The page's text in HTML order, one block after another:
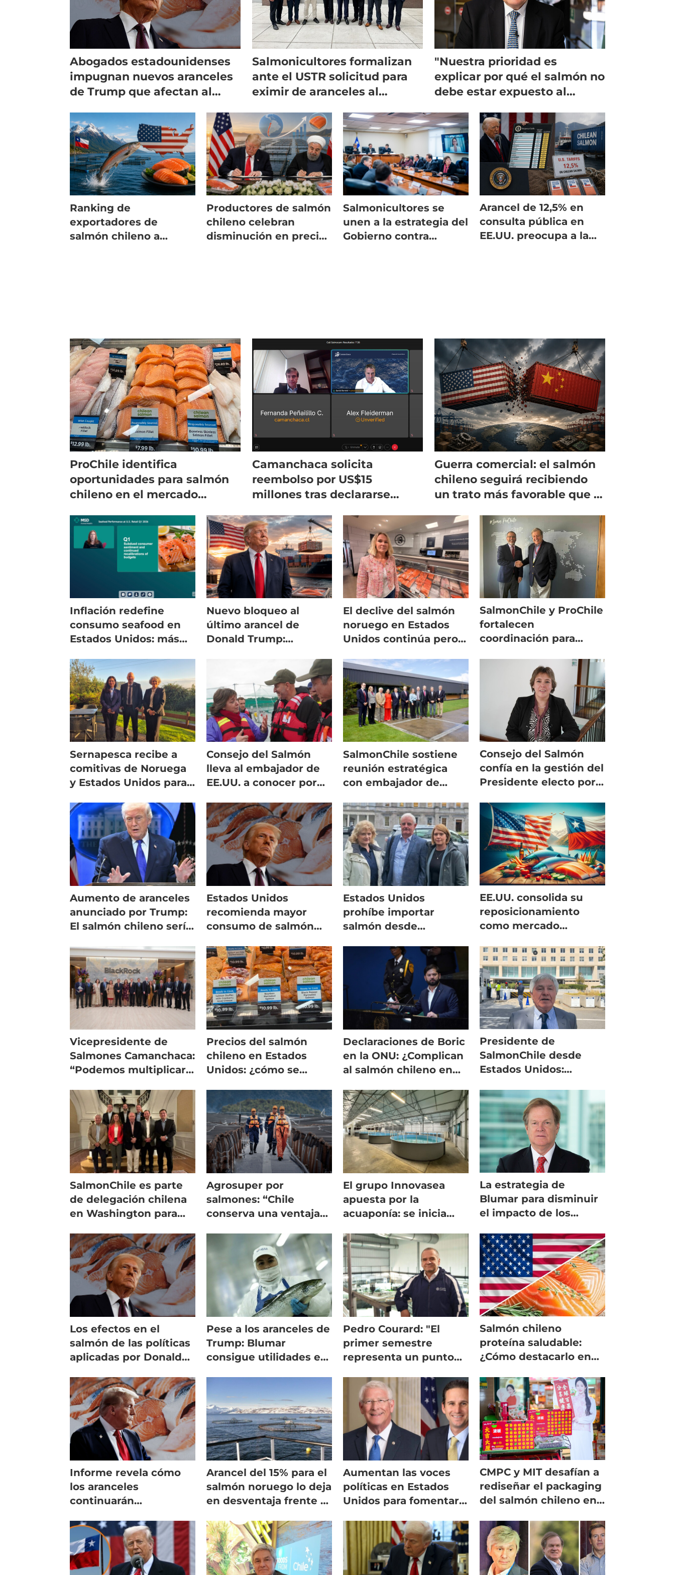
Abogados estadounidenses
impugnan nuevos aranceles
de Trump que afectan al
Salmonicultores formalizan
ante el USTR solicitud para
eximir de aranceles al
"Nuestra prioridad es
explicar por qué el salmón no
debe estar expuesto al
Ranking de
exportadores de
salmón chileno a
Productores de salmón
chileno celebran
disminución en precios
Salmonicultores se
unen a la estrategia del
Gobierno contra
Arancel de 12,5% en
consulta pública en
EE.UU. preocupa a la
ProChile identifica
oportunidades para salmón
chileno en el mercado
mil millones
Camanchaca solicita
reembolso por US$15
millones tras declararse
aranceles
Guerra comercial: el salmón
chileno seguirá recibiendo
un trato más favorable que el
Inflación redefine
consumo seafood en
Estados Unidos: más
comer en casa
Nuevo bloqueo al
último arancel de
Donald Trump:
salmón chileno
El declive del salmón
noruego en Estados
Unidos continúa pero
SalmonChile y ProChile
fortalecen
coordinación para
Sernapesca recibe a
comitivas de Noruega
y Estados Unidos para
alianzas
Consejo del Salmón
lleva al embajador de
EE.UU. a conocer por
de cultivo
SalmonChile sostiene
reunión estratégica
con embajador de
la industria
Consejo del Salmón
confía en la gestión del
Presidente electo por
Unidos
Aumento de aranceles
anunciado por Trump:
El salmón chileno sería
Estados Unidos
recomienda mayor
consumo de salmón
de salud
Estados Unidos
prohíbe importar
salmón desde
productor
EE.UU. consolida su
reposicionamiento
como mercado
salmón chileno
Vicepresidente de
Salmones Camanchaca:
“Podemos multiplicar
EE.UU.”
Precios del salmón
chileno en Estados
Unidos: ¿cómo se
próximo año?
Declaraciones de Boric
en la ONU: ¿Complican
al salmón chileno en
Presidente de
SalmonChile desde
Estados Unidos:
avanzado a arancel
cero"
SalmonChile es parte
de delegación chilena
en Washington para
aranceles
Agrosuper por
salmones: “Chile
conserva una ventaja
El grupo Innovasea
apuesta por la
acuaponía: se inicia
RAS
La estrategia de
Blumar para disminuir
el impacto de los
Los efectos en el
salmón de las políticas
aplicadas por Donald
Pese a los aranceles de
Trump: Blumar
consigue utilidades en
Pedro Courard: "El
primer semestre
representa un punto
Atlantic Sapphire"
Salmón chileno
proteína saludable:
¿Cómo destacarlo en
en EE.UU.?
Informe revela cómo
los aranceles
continuarán
demanda por salmón
Arancel del 15% para el
salmón noruego lo deja
en desventaja frente al
Aumentan las voces
políticas en Estados
Unidos para fomentar
nacional
CMPC y MIT desafían a
rediseñar el packaging
del salmón chileno en